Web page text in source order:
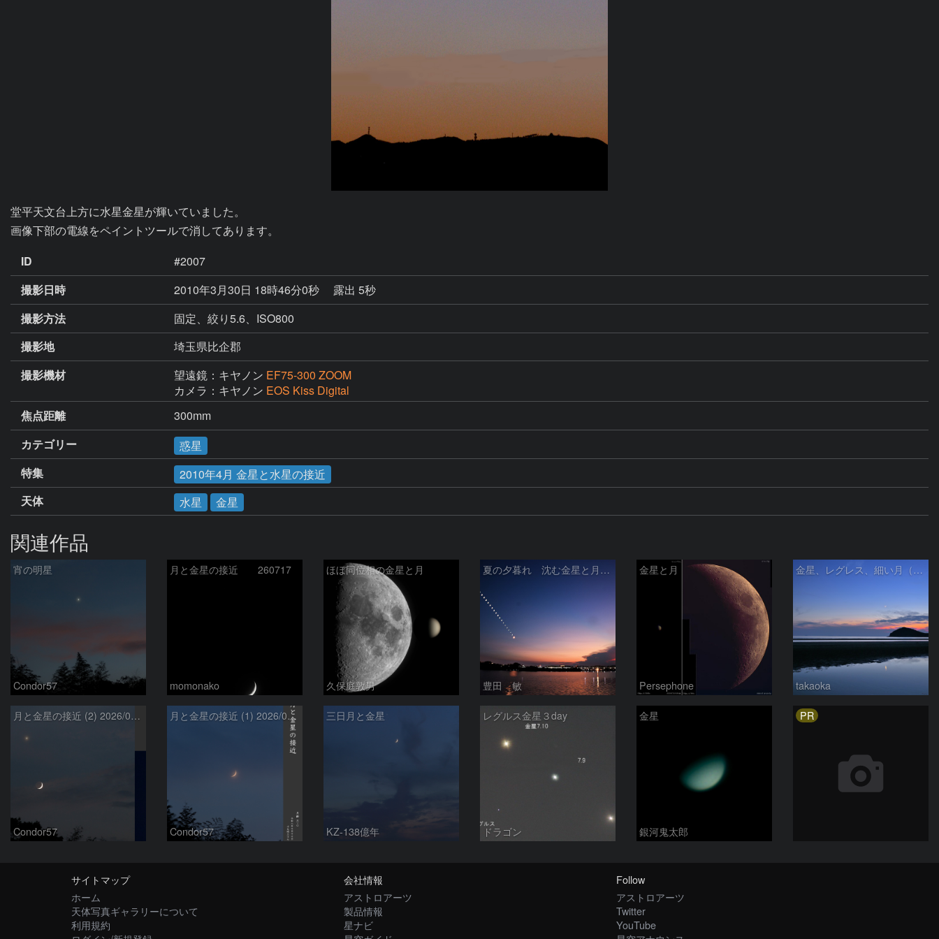
堂平天文台上方に水星金星が輝いていました。
画像下部の電線をペイントツールで消してあります。
ID
#2007
撮影日時
2010年3月30日 18時46分0秒
露出 5秒
撮影方法
固定、絞り5.6、ISO800
撮影地
埼玉県比企郡
撮影機材
望遠鏡：キヤノン EF75-300 ZOOM
カメラ：キヤノン EOS Kiss Digital
焦点距離
300mm
カテゴリー
惑星
特集
2010年4月 金星と水星の接近
天体
水星 金星
関連作品
宵の明星
Condor57
月と金星の接近 260717
momonako
ほぼ同位相の金星と月
久保庭敦男
夏の夕暮れ 沈む金星と月 2026/7/20
豊田 敏
金星と月
Persephone
金星、レグレス、細い月（７月１６日）
takaoka
月と金星の接近 (2) 2026/07/17
Condor57
月と金星の接近 (1) 2026/07/17
Condor57
三日月と金星
KZ-138億年
レグルス金星３day
ドラゴン
金星
銀河鬼太郎
PR
サイトマップ
ホーム
天体写真ギャラリーについて
利用規約
会社情報
アストロアーツ
製品情報
星ナビ
Follow
アストロアーツ
Twitter
YouTube